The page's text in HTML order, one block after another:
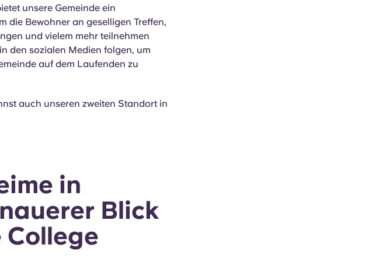
unsere Gemeinde ein
die Bewohner an geselligen Treffen,
und vielem mehr teilnehmen
den sozialen Medien folgen, um
auf dem Laufenden zu
auch unseren zweiten Standort in
in
Blick